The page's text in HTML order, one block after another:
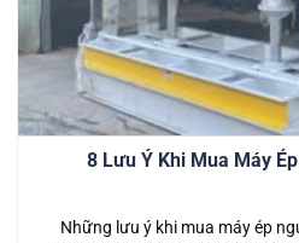
8 Lưu Ý Khi Mua Máy
Những lưu ý khi mua máy ép